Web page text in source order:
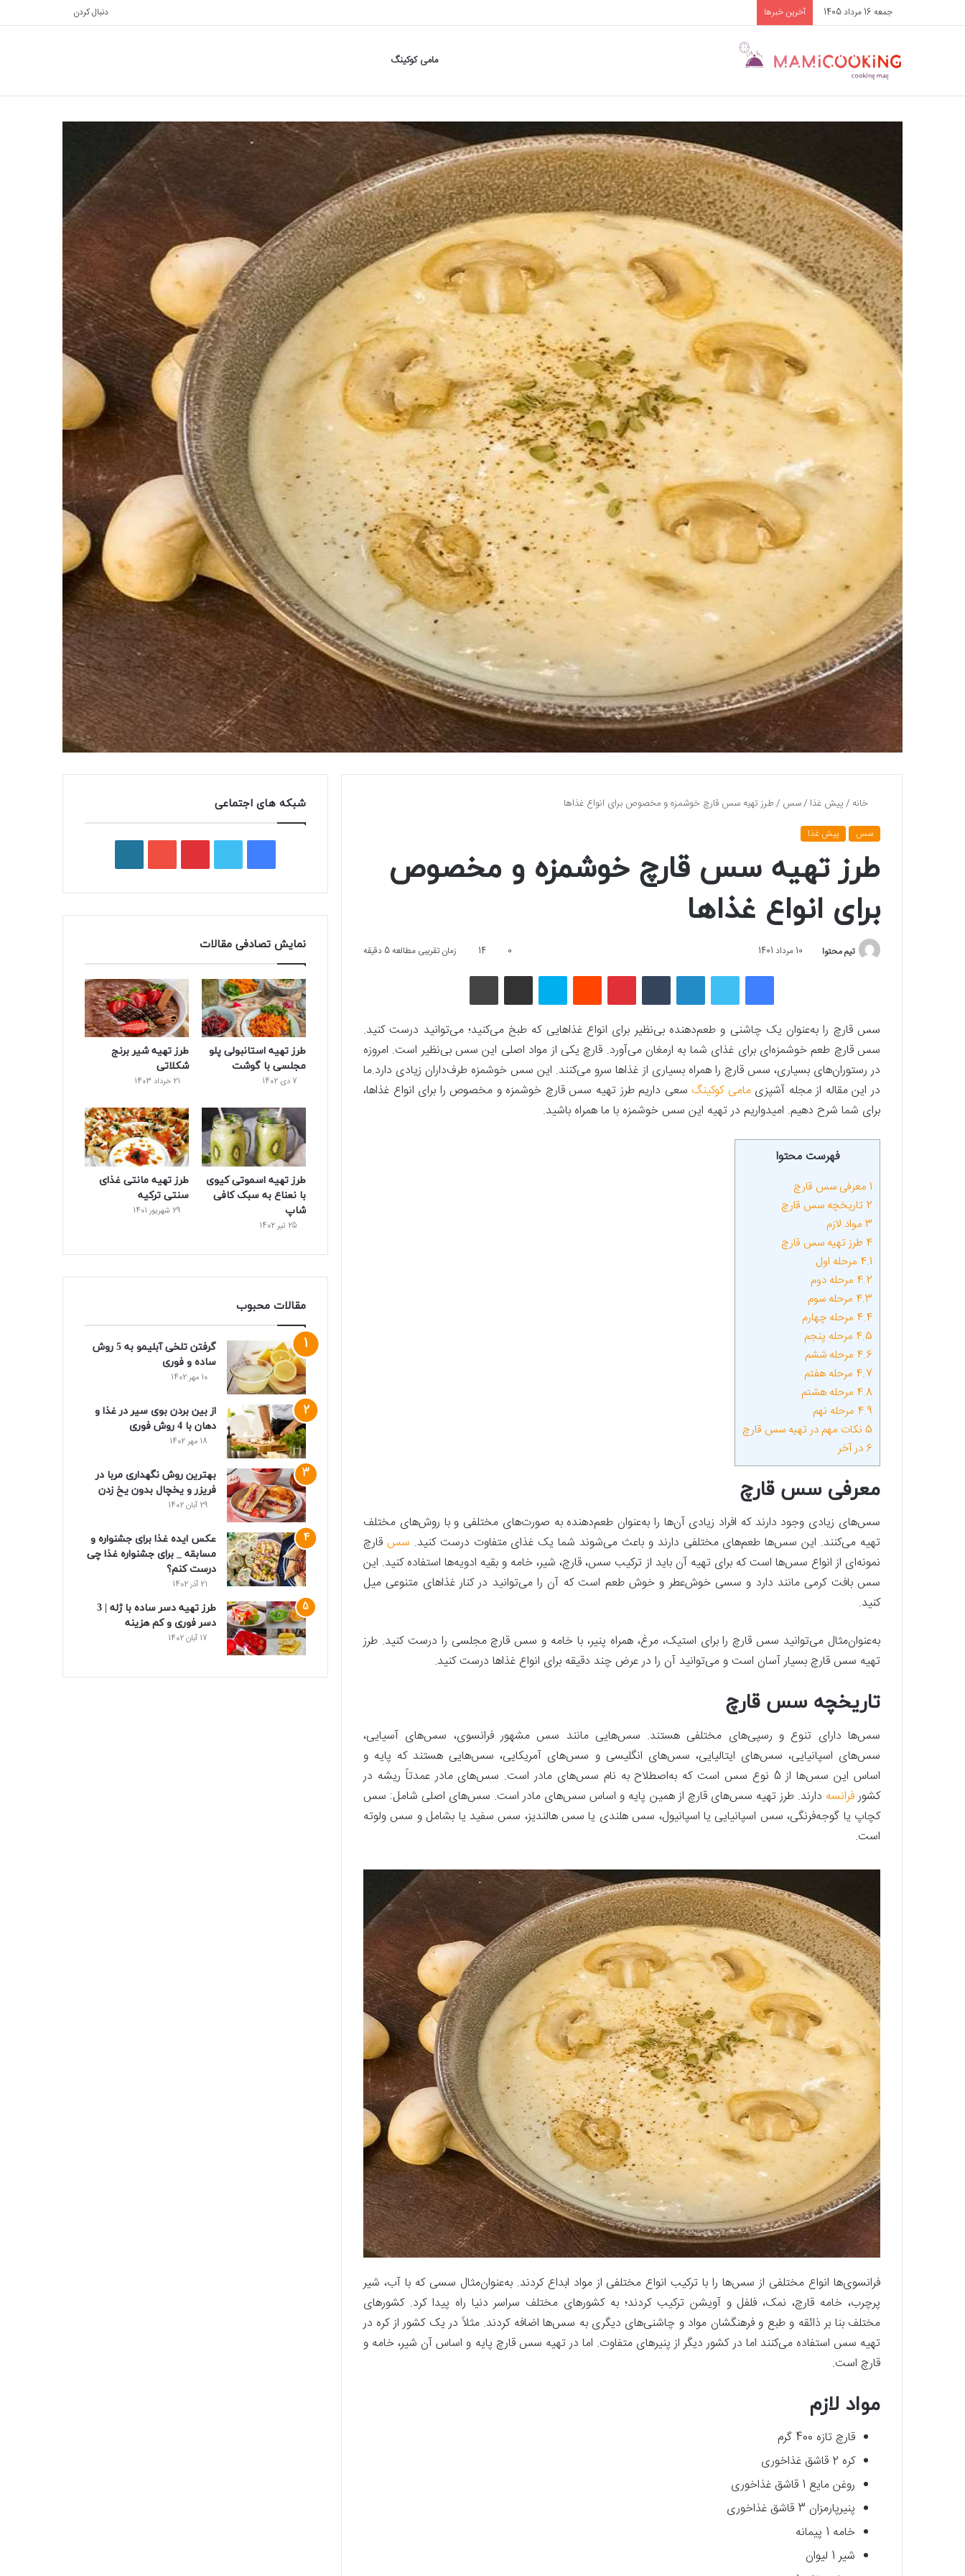
جمعه 16 مرداد 1405 آخرین خبرها دنبال کردن
مامی کوکینگ
خانه /پیش غذا /سس /طرز تهیه سس قارچ خوشمزه و مخصوص برای انواع غذاها
سس پیش غذا
طرز تهیه سس قارچ خوشمزه و مخصوص
برای انواع غذاها
تیم محتوا 10 مرداد 1401 0
14 زمان تقریبی مطالعه 5 دقیقه
فیسبوک توییتر لینکداین تامبلر پینتریستReddit اسکایپ اشتراک گذاری با ایمیل چاپ
سس قارچ را به‌عنوان یک چاشنی و طعم‌دهنده بی‌نظیر برای انواع غذاهایی که طبخ می‌کنید؛ می‌توانید درست کنید.
سس قارچ طعم خوشمزه‌ای برای غذای شما به ارمغان می‌آورد. قارچ یکی از مواد اصلی این سس بی‌نظیر است. امروزه
در رستوران‌‌های بسیاری، سس قارچ را همراه بسیاری از غذاها سرو می‌کنند. این سس خوشمزه طرف‌داران زیادی دارد.ما
در این مقاله از مجله آشپزیمامی کوکینگسعی داریم طرز تهیه سس قارچ خوشمزه و مخصوص را برای انواع غذاها،
برای شما شرح دهیم. امیدواریم در تهیه این سس خوشمزه با ما همراه باشید.
فهرست محتوا
1 معرفی سس قارچ
2 تاریخچه سس قارچ
3 مواد لازم
4 طرز تهیه سس قارچ
4.1 مرحله اول
4.2 مرحله دوم
4.3 مرحله سوم
4.4 مرحله چهارم
4.5 مرحله پنجم
4.6 مرحله ششم
4.7 مرحله هفتم
4.8 مرحله هشتم
4.9 مرحله نهم
5 نکات مهم در تهیه سس قارچ
6 در ‌آخر
معرفی سس قارچ
سس‌های زیادی وجود دارند که افراد زیادی آن‌ها را به‌عنوان طعم‌دهنده به صورت‌های مختلفی و با روش‌های مختلف
تهیه می‌کنند. این سس‌ها طعم‌های مختلفی دارند و باعث می‌شوند شما یک غذای متفاوت درست کنید. سس قارچ
نمونه‌ای از انواع سس‌ها است که برای تهیه آن باید از ترکیب سس، قارچ، شیر، خامه و بقیه ادویه‌ها استفاده کنید. این
سس بافت کرمی مانند دارد و سسی خوش‌عطر و خوش طعم است که آن را می‌توانید در کنار غذاهای متنوعی میل
کنید.
به‌عنوان‌مثال می‌توانید سس قارچ را برای استیک، مرغ، همراه پنیر، با خامه و سس قارچ مجلسی را درست کنید. طرز
تهیه سس قارچ بسیار آسان است و می‌توانید آن را در عرض چند دقیقه برای انواع غذاها درست کنید.
تاریخچه سس قارچ
سس‌ها دارای تنوع و رسپی‌های مختلفی هستند. سس‌هایی مانند سس مشهور فرانسوی، سس‌های آسیایی،
سس‌های اسپانیایی، سس‌های ایتالیایی، سس‌های انگلیسی و سس‌های آمریکایی، سس‌هایی هستند که پایه و
اساس این سس‌ها از 5 نوع سس است که به‌اصطلاح به نام سس‌های مادر است. سس‌های مادر عمدتاً ریشه در
کشورفرانسه دارند. طرز تهیه سس‌های قارچ از همین پایه و اساس سس‌های مادر است. سس‌های اصلی شامل: سس
کچاپ یا گوجه‌فرنگی، سس اسپانیایی یا اسپانیول، سس هلندی یا سس هالندیز، سس سفید یا بشامل و سس ولوته
است.
فرانسوی‌ها انواع مختلفی از سس‌ها را با ترکیب انواع مختلفی از مواد ابداع کردند. به‌عنوان‌مثال سسی که با آب، شیر
پرچرب، خامه قارچ، نمک، فلفل و آویشن ترکیب کردند؛ به کشورهای مختلف سراسر دنیا راه پیدا کرد. کشورهای
مختلف بنا بر ذائقه و طبع و فرهنگشان مواد و چاشنی‌های دیگری به سس‌ها اضافه کردند. مثلاً در یک کشور از کره در
تهیه سس استفاده می‌کنند اما در کشور دیگر از پنیر‌های متفاوت. اما در تهیه سس قارچ پایه و اساس آن شیر، خامه و
قارچ است.
مواد لازم
قارچ تازه 400 گرم
کره 2 قاشق غذاخوری
روغن مایع 1 قاشق غذاخوری
پنیرپارمزان 3 قاشق غذاخوری
خامه 1 پیمانه
شیر 1 لیوان
شبکه های اجتماعی
نمایش تصادفی مقالات
طرز تهیه استانبولی پلو
مجلسی با گوشت
7 دی 1402
طرز تهیه شیر برنج
شکلاتی
21 خرداد 1403
طرز تهیه اسموتی کیوی
با نعناع به سبک کافی
شاپ
25 تیر 1402
طرز تهیه مانتی غذای
سنتی ترکیه
29 شهریور 1401
مقالات محبوب
گرفتن تلخی آبلیمو به 5 روش
ساده و فوری
10 مهر 1402
از بین بردن بوی سیر در غذا و
دهان با 4 روش فوری
18 مهر 1402
بهترین روش نگهداری مربا در
فریزر و یخچال بدون یخ زدن
29 آبان 1402
عکس ایده غذا برای جشنواره و
مسابقه _ برای جشنواره غذا چی
درست کنم؟
21 آذر 1402
طرز تهیه دسر ساده با ژله | 3
دسر فوری و کم هزینه
17 آبان 1402